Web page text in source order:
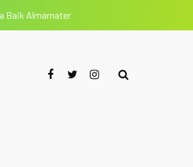
Baik Almamater